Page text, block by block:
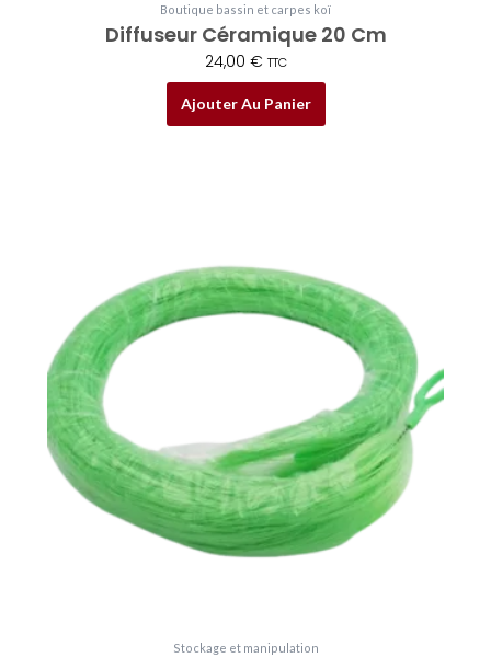
Boutique bassin et carpes koï
Diffuseur Céramique 20 Cm
24,00 € TTC
Ajouter Au Panier
Stockage et manipulation